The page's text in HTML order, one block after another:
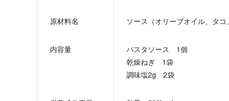
原材料名 ソース（オリーブオイル、タ
内容量
パスタソース 1個
乾燥ねぎ 1袋
調味塩2g 2袋